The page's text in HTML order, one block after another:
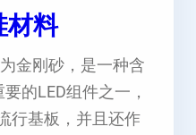
材料
金刚砂，是一种含
的LED组件之一，
行基板，并且还作